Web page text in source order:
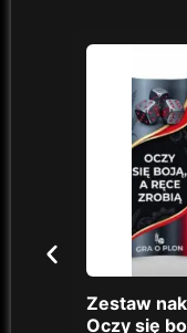
Zestaw
Oczy się